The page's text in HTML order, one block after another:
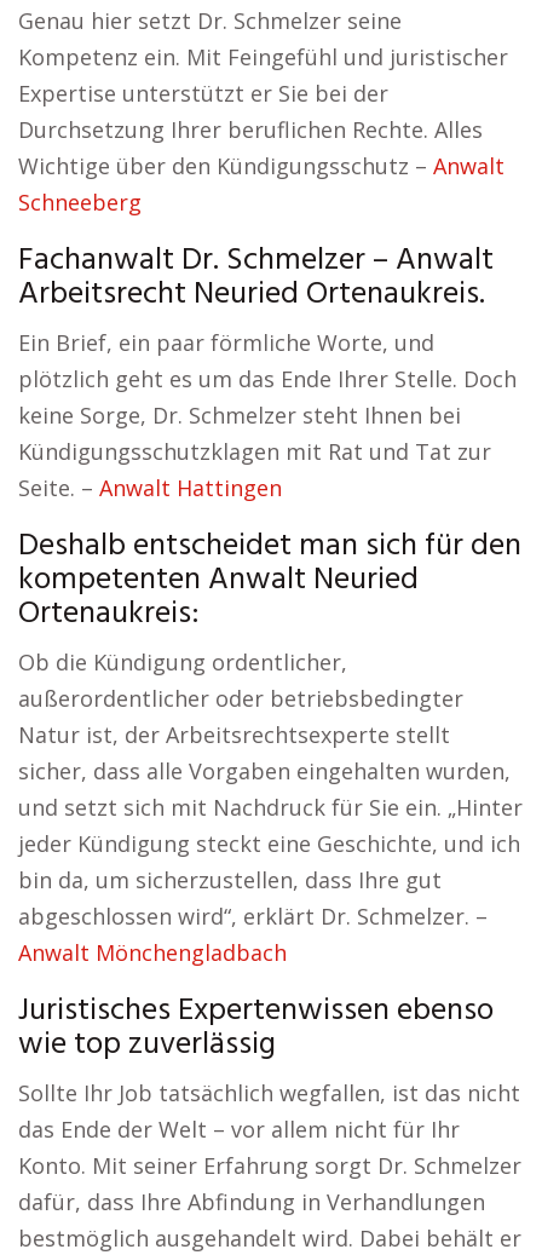
Genau hier setzt Dr. Schmelzer seine
Kompetenz ein. Mit Feingefühl und juristischer
Expertise unterstützt er Sie bei der
Durchsetzung Ihrer beruflichen Rechte. Alles
Wichtige über den Kündigungsschutz – Anwalt
Schneeberg
Fachanwalt Dr. Schmelzer – Anwalt
Arbeitsrecht Neuried Ortenaukreis.
Ein Brief, ein paar förmliche Worte, und
plötzlich geht es um das Ende Ihrer Stelle. Doch
keine Sorge, Dr. Schmelzer steht Ihnen bei
Kündigungsschutzklagen mit Rat und Tat zur
Seite. – Anwalt Hattingen
Deshalb entscheidet man sich für den
kompetenten Anwalt Neuried
Ortenaukreis:
Ob die Kündigung ordentlicher,
außerordentlicher oder betriebsbedingter
Natur ist, der Arbeitsrechtsexperte stellt
sicher, dass alle Vorgaben eingehalten wurden,
und setzt sich mit Nachdruck für Sie ein. „Hinter
jeder Kündigung steckt eine Geschichte, und ich
bin da, um sicherzustellen, dass Ihre gut
abgeschlossen wird“, erklärt Dr. Schmelzer. –
Anwalt Mönchengladbach
Juristisches Expertenwissen ebenso
wie top zuverlässig
Sollte Ihr Job tatsächlich wegfallen, ist das nicht
das Ende der Welt – vor allem nicht für Ihr
Konto. Mit seiner Erfahrung sorgt Dr. Schmelzer
dafür, dass Ihre Abfindung in Verhandlungen
bestmöglich ausgehandelt wird. Dabei behält er